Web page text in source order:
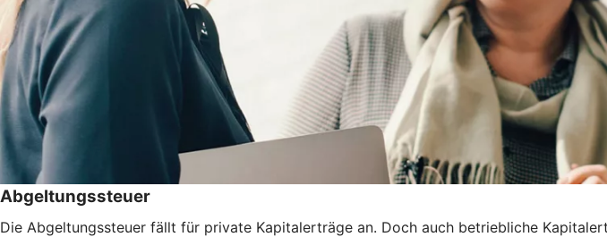
Abgeltungssteuer
Die Abgeltungssteuer fällt für private Kapitalerträge an. Doch auch betriebliche